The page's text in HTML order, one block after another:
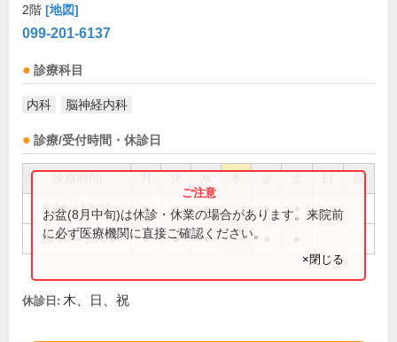
2階 [地図]
099-201-6137
診療科目
内科 脳神経内科
診療/受付時間・休診日
祝
9:00～13:30 ● ● ● ●
15:00～19:00 ● ● ●
お盆(8月中旬)は休診・休業の場合があります。来院前
に必ず医療機関に直接ご確認ください。
×閉じる
休診日: 木、日、祝